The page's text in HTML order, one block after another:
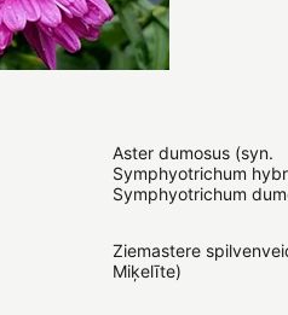
Aster dumosus (syn.
Symphyotrichum
Symphyotrichum
Ziemastere
Miķelīte)